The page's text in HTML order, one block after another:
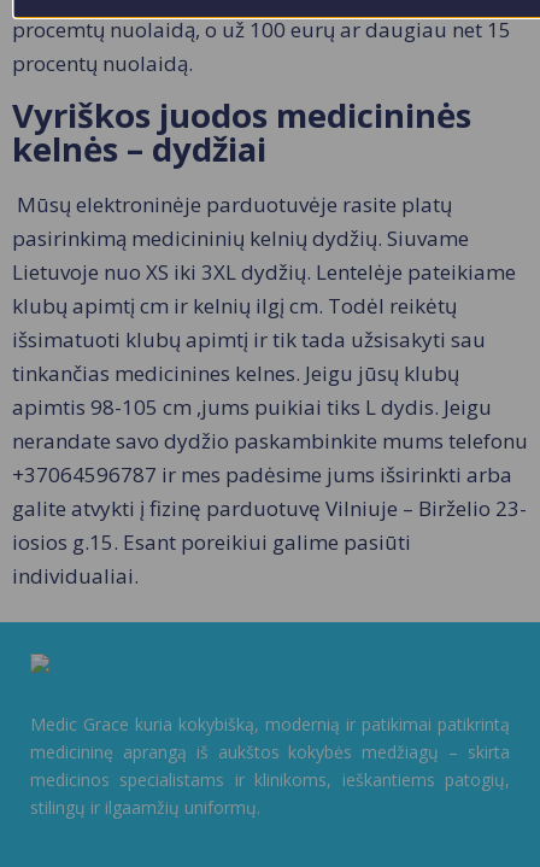
procemtų nuolaidą, o už 100 eurų ar daugiau net 15
procentų nuolaidą.
Vyriškos juodos medicininės
kelnės – dydžiai
Mūsų elektroninėje parduotuvėje rasite platų
pasirinkimą medicininių kelnių dydžių. Siuvame
Lietuvoje nuo XS iki 3XL dydžių. Lentelėje pateikiame
klubų apimtį cm ir kelnių ilgį cm. Todėl reikėtų
išsimatuoti klubų apimtį ir tik tada užsisakyti sau
tinkančias medicinines kelnes. Jeigu jūsų klubų
apimtis 98-105 cm ,jums puikiai tiks L dydis. Jeigu
nerandate savo dydžio paskambinkite mums telefonu
+37064596787 ir mes padėsime jums išsirinkti arba
galite atvykti į fizinę parduotuvę Vilniuje – Birželio 23-
iosios g.15. Esant poreikiui galime pasiūti
individualiai.
Medic Grace kuria kokybišką, modernią ir patikimai patikrintą
medicininę aprangą iš aukštos kokybės medžiagų – skirta
medicinos specialistams ir klinikoms, ieškantiems patogių,
stilingų ir ilgaamžių uniformų.